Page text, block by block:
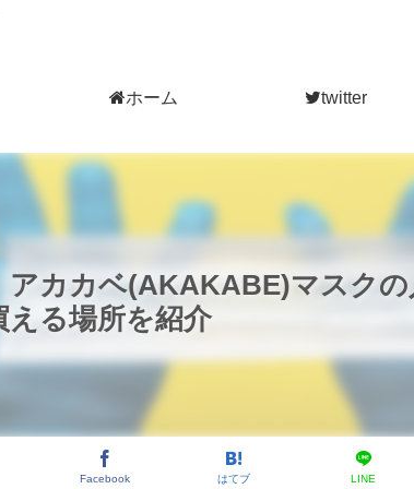
ホーム twitter
アカカベ(AKAKABE)マスクの
える場所を紹介
Facebook はてブ LINE